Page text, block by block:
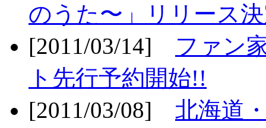
のうた〜」リリース
[2011/03/14] ファン
ト先行予約開始!!
[2011/03/08] 北海道